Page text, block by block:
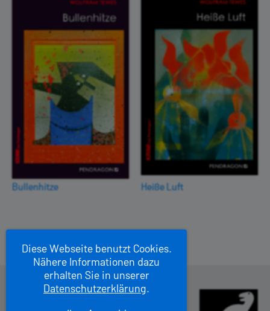
Diese Webseite benutzt Cookies.
Nähere Informationen dazu
erhalten Sie in unserer
Datenschutzerklärung.
Bullenhitze Heiße Luft
Pendragon Verlag